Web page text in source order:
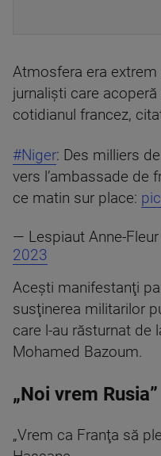
Atmosfera era
jurnalişti care
cotidianul francez,
#Niger: Des milliers
vers l’ambassade de
ce matin sur place:
— Lespiaut Anne-
2023
Aceşti manifestanţi
susţinerea militarilor
care l-au răsturnat de
Mohamed Bazoum.
„Noi vrem Rusia”
„Vrem ca Franţa să